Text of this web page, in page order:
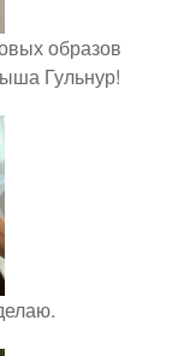
образов
Гульнур!